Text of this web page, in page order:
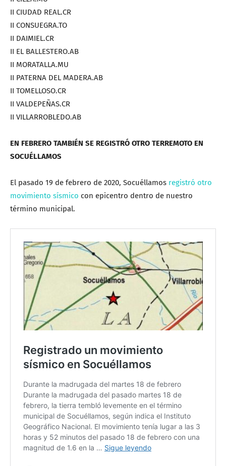
II CIUDAD REAL.CR
II CONSUEGRA.TO
II DAIMIEL.CR
II EL BALLESTERO.AB
II MORATALLA.MU
II PATERNA DEL MADERA.AB
II TOMELLOSO.CR
II VALDEPEÑAS.CR
II VILLARROBLEDO.AB
EN FEBRERO TAMBIÉN SE REGISTRÓ OTRO TERREMOTO EN
SOCUÉLLAMOS
El pasado 19 de febrero de 2020, Socuéllamos registró otro
movimiento sísmico con epicentro dentro de nuestro
término municipal.